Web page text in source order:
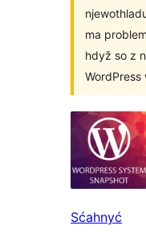
ma
hdyž so z
WordPress
Sćahnyć